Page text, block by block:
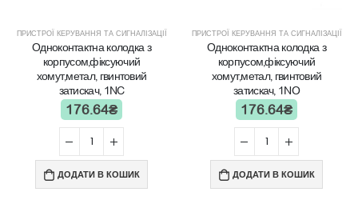
ПРИСТРОЇ КЕРУВАННЯ ТА СИГНАЛІЗАЦІЇ
Одноконтактна колодка з
корпусом,фіксуючий
хомут,метал, гвинтовий
затискач, 1NC
176.64₴
ДОДАТИ В КОШИК
ПРИСТРОЇ КЕРУВАННЯ ТА СИГНАЛІЗАЦІЇ
Одноконтактна колодка з
корпусом,фіксуючий
хомут,метал, гвинтовий
затискач, 1NO
176.64₴
ДОДАТИ В КОШИК